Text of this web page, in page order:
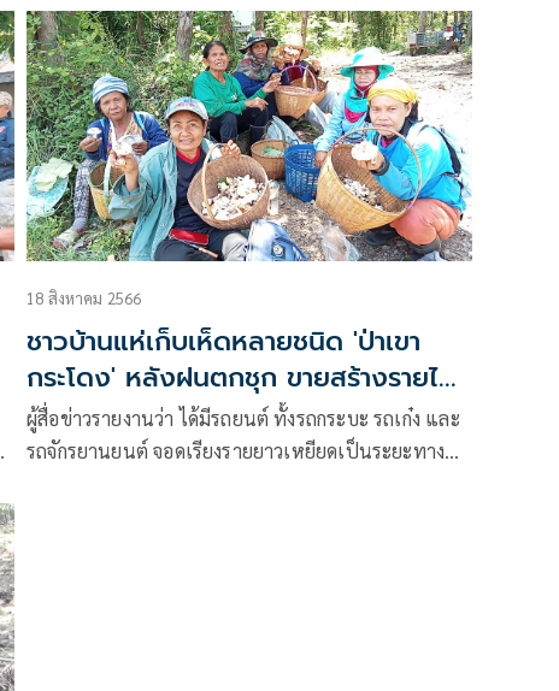
ทราบก่อน หากเกิดเหตุจะได้ช่วยทัน
18 สิงหาคม 2566
ชาวบ้านแห่เก็บเห็ดหลายชนิด 'ป่าเขา
กระโดง' หลังฝนตกชุก ขายสร้างรายได้
งาม
ผู้สื่อข่าวรายงานว่า ได้มีรถยนต์ ทั้งรถกระบะ รถเก๋ง และ
รถจักรยานยนต์ จอดเรียงรายยาวเหยียดเป็นระยะทาง